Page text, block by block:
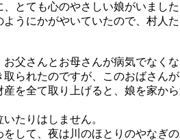
とても心のやさしい娘がいました
うにかがやいていたので、村人
父さんとお母さんが病気でなくな
られたのですが、このおばさん
を全て取り上げると、娘を家か
たりはしません。
をして、夜は川のほとりのやなぎ